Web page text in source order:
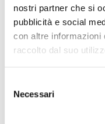
nostri partner che si
pubblicità e social
con altre informazioni
raccolto dal suo
delNecessari
With the
Monica Poggi,
recommended.